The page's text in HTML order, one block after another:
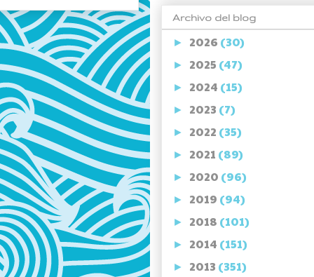
Archivo del blog
► 2026 (30)
► 2025 (47)
► 2024 (15)
► 2023 (7)
► 2022 (35)
► 2021 (89)
► 2020 (96)
► 2019 (94)
► 2018 (101)
► 2014 (151)
► 2013 (351)